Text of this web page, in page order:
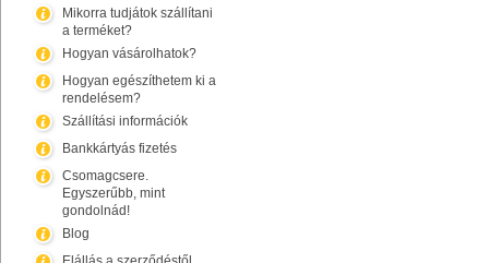
Mikorra tudjátok szállítani
a terméket?
Hogyan vásárolhatok?
Hogyan egészíthetem ki a
rendelésem?
Szállítási információk
Bankkártyás fizetés
Csomagcsere.
Egyszerűbb, mint
gondolnád!
Blog